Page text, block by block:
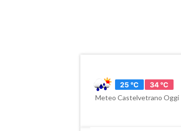
25 °C
34 °C
Meteo Castelvetrano Oggi